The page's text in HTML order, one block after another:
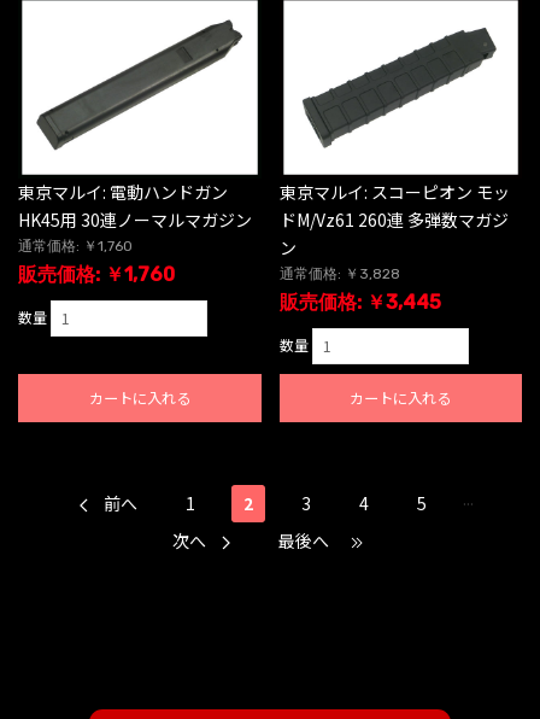
東京マルイ: 電動ハンドガン
HK45用 30連ノーマルマガジン
通常価格: ￥1,760
販売価格: ￥1,760
数量
カートに入れる
東京マルイ: スコーピオン モッ
ドM/Vz61 260連 多弾数マガジ
ン
通常価格: ￥3,828
販売価格: ￥3,445
数量
カートに入れる
前へ 1 2 3 4 5
...
次へ
最後へ